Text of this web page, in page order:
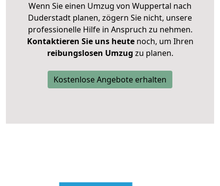
Wenn Sie einen Umzug von Wuppertal nach
Duderstadt planen, zögern Sie nicht, unsere
professionelle Hilfe in Anspruch zu nehmen.
Kontaktieren Sie uns heutenoch, um Ihren
reibungslosen Umzug zu planen.
Kostenlose Angebote erhalten